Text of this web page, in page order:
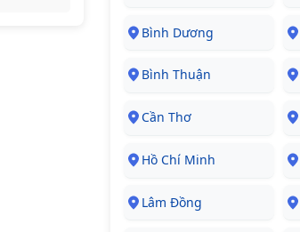
Bình Dương
Bình Thuận
Cần Thơ
Hồ Chí Minh
Lâm Đồng